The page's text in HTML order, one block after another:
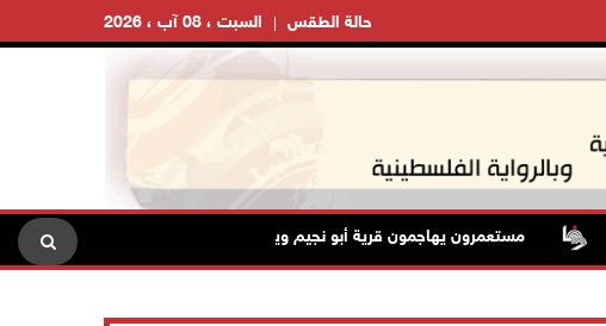
السبت ، 08 آب ، 2026 حالة الطقس
مستعمرون يهاجمون قرية أبو نجيم ويصيبون مواطنين ويعتدون على طواقم